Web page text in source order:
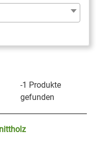
-1 Produkte
gefunden